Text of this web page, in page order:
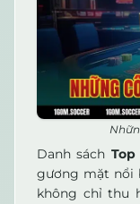
Danh sách
gương mặt nổi
không chỉ thu